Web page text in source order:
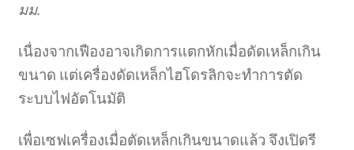
มม.
เนื่องจากเฟืองอาจเกิดการแตกหักเมื่อดัดเหล็กเกิน
ขนาด แต่เครื่องดัดเหล็กไฮโดรลิกจะทำการตัด
ระบบไฟอัตโนมัติ
เพื่อเซฟเครื่องเมื่อตัดเหล็กเกินขนาดแล้ว จึงเปิดรี